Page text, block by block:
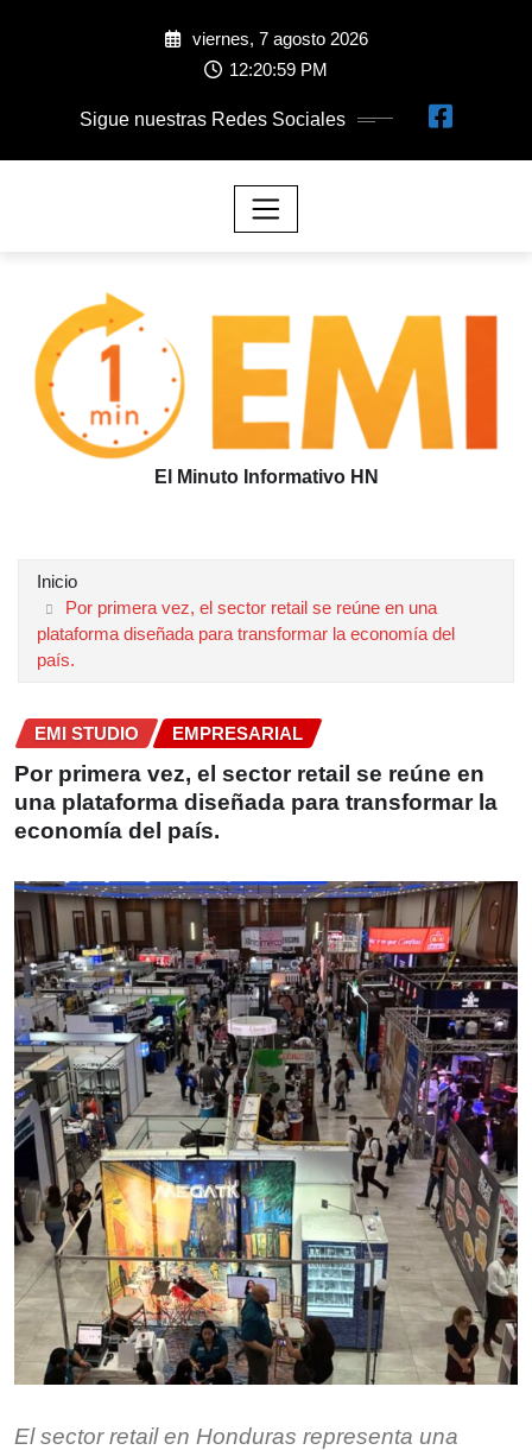
viernes, 7 agosto 2026
12:21:00 PM
Sigue nuestras Redes Sociales
El Minuto Informativo HN
Inicio
Por primera vez, el sector retail se reúne en una
plataforma diseñada para transformar la economía del
país.
EMI STUDIO EMPRESARIAL
Por primera vez, el sector retail se reúne en
una plataforma diseñada para transformar la
economía del país.
El sector retail en Honduras representa una